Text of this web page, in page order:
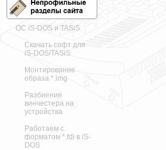
ОС iS-DOS и TASiS
Скачать софт для
iS-DOS/TASiS
Монтирование
образа *.img
Разбиение
винчестера на
устройства
Работаем с
форматом *.fdi в iS-
DOS